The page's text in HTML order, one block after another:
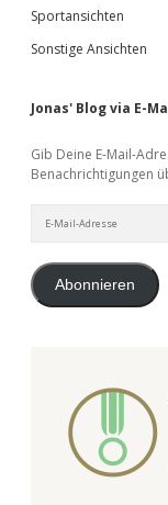
Sportansichten
Sonstige Ansichten
Jonas' Blog via E-
Gib Deine E-Mail-
Benachrichtigungen
Mail-
Abonnieren